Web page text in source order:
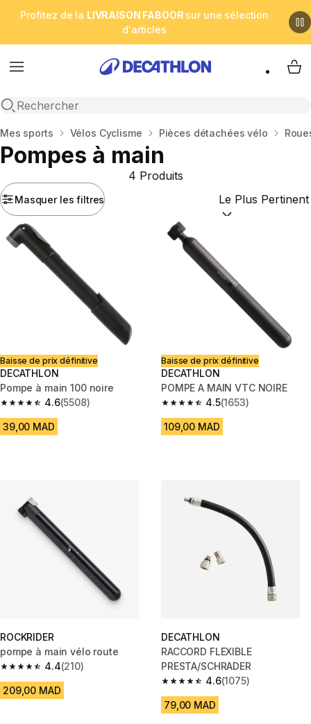
Profitez de la LIVRAISON FABOOR sur une sélection
d'articles
Menu
Open search
My
Accueil
Mes sports Vélos Cyclisme Pièces détachées vélo
Pompes à main
Masquer les filtres
4 Produits
Trier par :
Baisse de prix définitive
DECATHLON
Pompe à main 100 noire
4.6
4.6 out of 5 stars from 5508 reviews
(5508)
39,00 MAD
Baisse de prix définitive
DECATHLON
POMPE A MAIN VTC NOIRE
4.5
4.5 out of 5 stars from 1653
(1653)
109,00 MAD
ROCKRIDER
pompe à main vélo route
4.4
4.4 out of 5 stars from 210 reviews
(210)
209,00 MAD
DECATHLON
RACCORD FLEXIBLE
PRESTA/SCHRADER
4.6
4.6 out of 5 stars from 1075
(1075)
79,00 MAD